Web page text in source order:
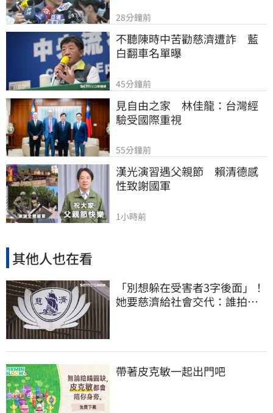
28分鐘前
不聽陳時中苦勸慈濟遭詐　藍
白翻車名單曝
45分鐘前
見自由之家　林佳龍：台灣經
驗受國際重視
55分鐘前
漢光演習遇父親節　賴清德感
性致謝國軍
1小時前
其他人也在看
「別想躲在受害者3字後面」！
她要慈濟給社會交代：誰拍板
帶著皮克敏一起出門吧